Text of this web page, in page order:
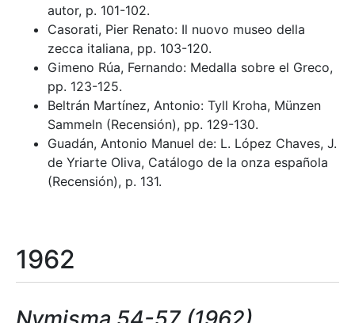
autor, p. 101-102.
Casorati, Pier Renato: Il nuovo museo della
zecca italiana, pp. 103-120.
Gimeno Rúa, Fernando: Medalla sobre el Greco,
pp. 123-125.
Beltrán Martínez, Antonio: Tyll Kroha, Münzen
Sammeln (Recensión), pp. 129-130.
Guadán, Antonio Manuel de: L. López Chaves, J.
de Yriarte Oliva, Catálogo de la onza española
(Recensión), p. 131.
1962